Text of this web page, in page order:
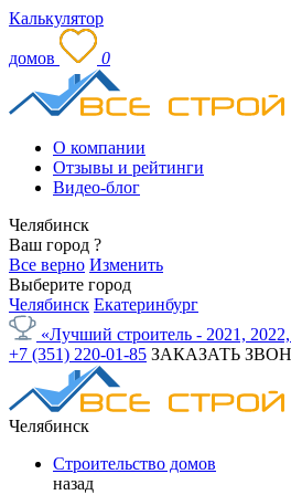
Калькулятор
домов 0
О компании
Отзывы и рейтинги
Видео-блог
Челябинск
Ваш город ?
Все верно Изменить
Выберите город
Челябинск Екатеринбург
«Лучший строитель - 2021,
+7 (351) 220-01-85 ЗАКАЗАТЬ
Челябинск
Строительство домов
назад